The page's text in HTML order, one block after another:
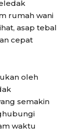
rumah wani
asap tebal
cepat
oleh
semakin
waktu